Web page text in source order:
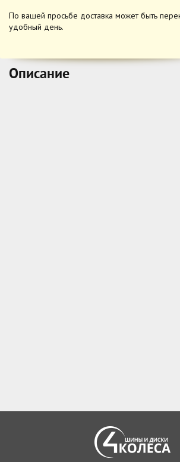
По вашей просьбе доставка может быть
удобный день.
Описание